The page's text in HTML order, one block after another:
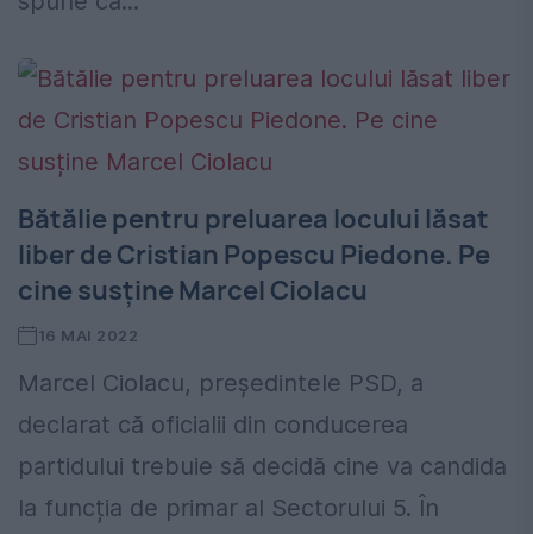
Bătălie pentru preluarea locului lăsat
liber de Cristian Popescu Piedone. Pe
cine susține Marcel Ciolacu
16 MAI 2022
Marcel Ciolacu, președintele PSD, a
declarat că oficialii din conducerea
partidului trebuie să decidă cine va candida
la funcția de primar al Sectorului 5. În